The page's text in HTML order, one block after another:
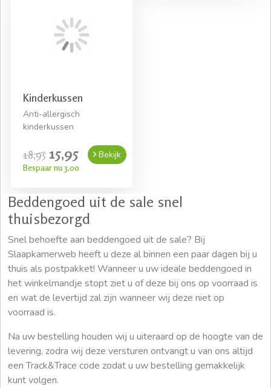
Kinderkussen
Anti-allergisch
kinderkussen
18,95 15,95
Bespaar nu 3,00
Bekijk
Beddengoed uit de sale snel
thuisbezorgd
Snel behoefte aan beddengoed uit de sale? Bij
Slaapkamerweb heeft u deze al binnen een paar dagen bij u
thuis als postpakket! Wanneer u uw ideale beddengoed in
het winkelmandje stopt ziet u of deze bij ons op voorraad is
en wat de levertijd zal zijn wanneer wij deze niet op
voorraad is.
Na uw bestelling houden wij u uiteraard op de hoogte van de
levering, zodra wij deze versturen ontvangt u van ons altijd
een Track&Trace code zodat u uw bestelling gemakkelijk
kunt volgen.